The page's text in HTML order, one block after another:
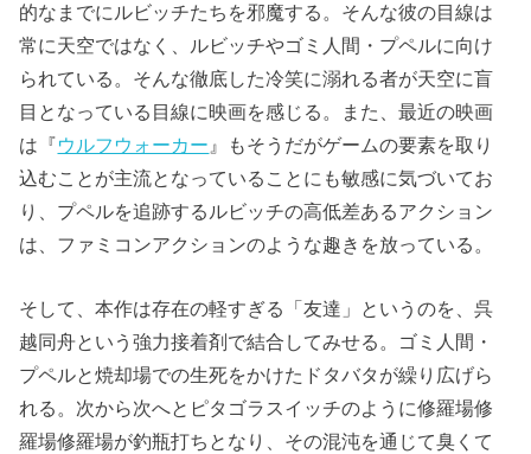
的なまでにルビッチたちを邪魔する。そんな彼の目線は
常に天空ではなく、ルビッチやゴミ人間・プペルに向け
られている。そんな徹底した冷笑に溺れる者が天空に盲
目となっている目線に映画を感じる。また、最近の映画
は『ウルフウォーカー 』もそうだがゲームの要素を取り
込むことが主流となっていることにも敏感に気づいてお
り、プペルを追跡するルビッチの高低差あるアクション
は、ファミコンアクションのような趣きを放っている。
そして、本作は存在の軽すぎる「友達」というのを、呉
越同舟という強力接着剤で結合してみせる。ゴミ人間・
プペルと焼却場での生死をかけたドタバタが繰り広げら
れる。次から次へとピタゴラスイッチのように修羅場修
羅場修羅場が釣瓶打ちとなり、その混沌を通じて臭くて